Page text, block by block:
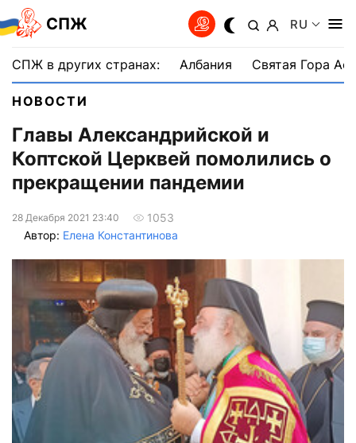
СПЖ RU
СПЖ в других странах: Албания Святая Гора
НОВОСТИ
Главы Александрийской и
Коптской Церквей помолились о
прекращении пандемии
28 Декабря 2021 23:40
1053
Автор: Елена Константинова